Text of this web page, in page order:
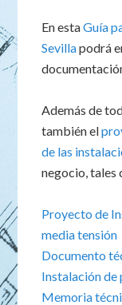
En estaGuía
Sevillapodrá
Además de
también el
de las
negocio, tales
Proyecto de
media tensión
Documento
Instalación
Memoria